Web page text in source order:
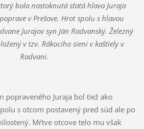
bola nastoknutá sťatá hlava Juraja
v Prešove. Hrot spolu s hlavou
Jurajov syn Ján Radvanský. Železný
v tzv. Rákociho sieni v kaštiely v
Radvani.
popraveného Juraja bol tiež ako
s otcom postavený pred súd ale po
Mŕtve otcove telo mu však